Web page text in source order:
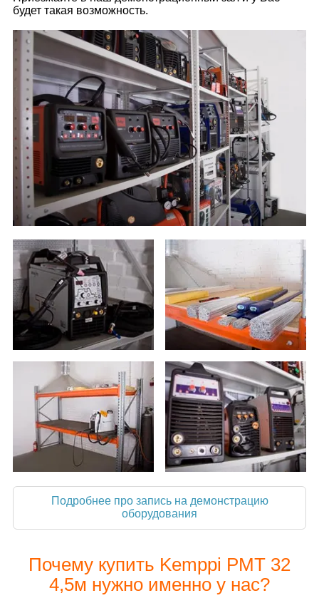
будет такая возможность.
Подробнее про запись на демонстрацию
оборудования
Почему купить Kemppi PМТ 32
4,5м нужно именно у нас?